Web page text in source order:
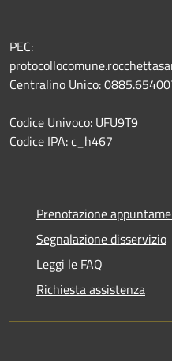
PEC:
Centralino Unico:
Codice Univoco: UFU9T9
Codice IPA: c_h467
Prenotazione
Segnalazione disservizio
Leggi le FAQ
Richiesta assistenza